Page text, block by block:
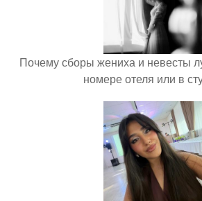
Почему сборы жениха и невесты
номере отеля или в